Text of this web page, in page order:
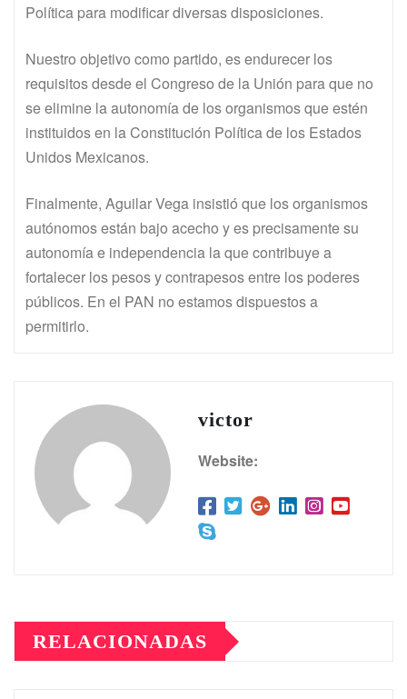
Política para modificar diversas disposiciones.
Nuestro objetivo como partido, es endurecer los
requisitos desde el Congreso de la Unión para que no
se elimine la autonomía de los organismos que estén
instituidos en la Constitución Política de los Estados
Unidos Mexicanos.
Finalmente, Aguilar Vega insistió que los organismos
autónomos están bajo acecho y es precisamente su
autonomía e independencia la que contribuye a
fortalecer los pesos y contrapesos entre los poderes
públicos. En el PAN no estamos dispuestos a
permitirlo.
victor
Website:
RELACIONADAS